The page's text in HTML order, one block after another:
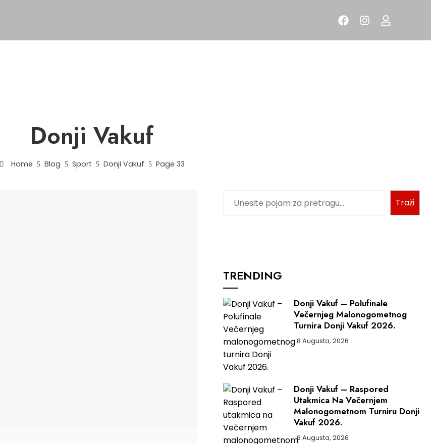
Donji Vakuf
Home Blog Sport Donji Vakuf Page 33
Traži
TRENDING
Donji Vakuf – Polufinale
Večernjeg Malonogometnog
Turnira Donji Vakuf 2026.
8 Augusta, 2026
Donji Vakuf – Raspored
Utakmica Na Večernjem
Malonogometnom Turniru Donji
Vakuf 2026.
6 Augusta, 2026